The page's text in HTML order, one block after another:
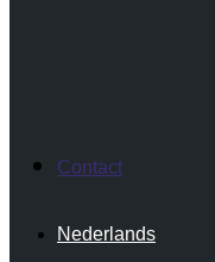
Contact
Nederlands